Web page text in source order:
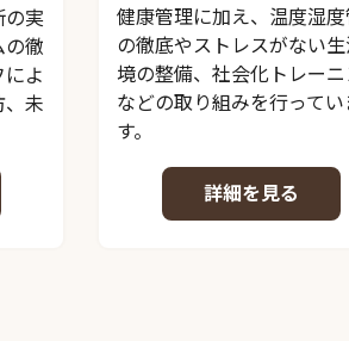
実
徹
よ
未
健康管理に加え、温度湿
の徹底やストレスがない
境の整備、社会化トレー
などの取り組みを行ってい
す。
詳細を見る